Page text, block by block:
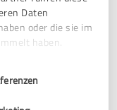
Daten
oder die sie im
haben.